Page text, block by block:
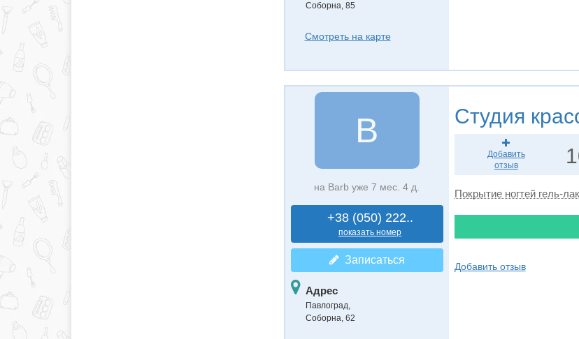
Соборна, 85
Смотреть на карте
B
на Barb уже 7 мес. 4 д.
+38 (050) 222..
показать номер
Записаться
Адрес
Павлоград,
Соборна, 62
Студия
Добавить
отзыв
Покрытие ногтей гель-
Добавить отзыв